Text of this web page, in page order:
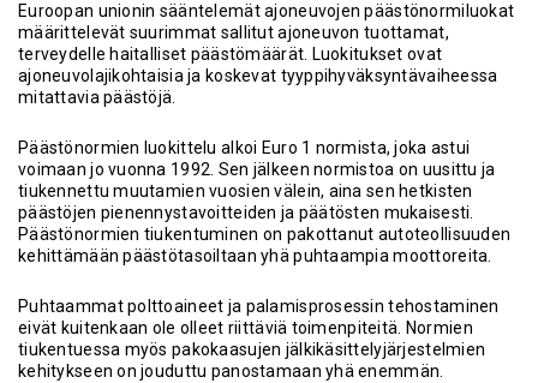
Euroopan unionin sääntelemät ajoneuvojen päästönormiluokat
määrittelevät suurimmat sallitut ajoneuvon tuottamat,
terveydelle haitalliset päästömäärät. Luokitukset ovat
ajoneuvolajikohtaisia ja koskevat tyyppihyväksyntävaiheessa
mitattavia päästöjä.
Päästönormien luokittelu alkoi Euro 1 normista, joka astui
voimaan jo vuonna 1992. Sen jälkeen normistoa on uusittu ja
tiukennettu muutamien vuosien välein, aina sen hetkisten
päästöjen pienennystavoitteiden ja päätösten mukaisesti.
Päästönormien tiukentuminen on pakottanut autoteollisuuden
kehittämään päästötasoiltaan yhä puhtaampia moottoreita.
Puhtaammat polttoaineet ja palamisprosessin tehostaminen
eivät kuitenkaan ole olleet riittäviä toimenpiteitä. Normien
tiukentuessa myös pakokaasujen jälkikäsittelyjärjestelmien
kehitykseen on jouduttu panostamaan yhä enemmän.